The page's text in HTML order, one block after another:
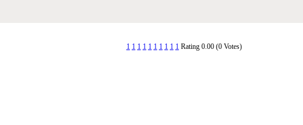
1 1 1 1 1 1 1 1 1 1 Rating 0.00 (0 Votes)